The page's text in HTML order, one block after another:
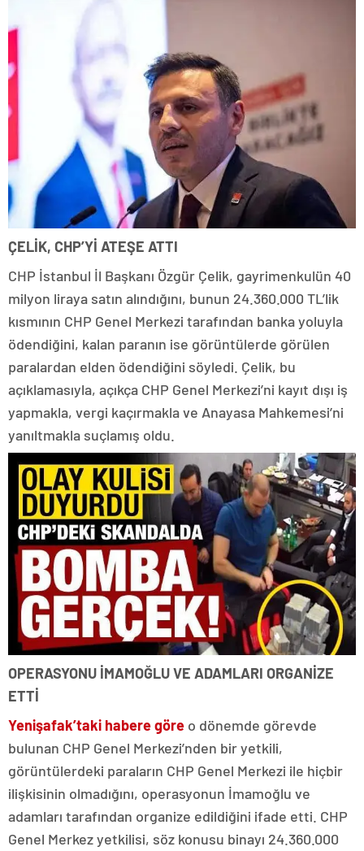
ÇELİK, CHP’Yİ ATEŞE ATTI
CHP İstanbul İl Başkanı Özgür Çelik, gayrimenkulün 40
milyon liraya satın alındığını, bunun 24.360.000 TL’lik
kısmının CHP Genel Merkezi tarafından banka yoluyla
ödendiğini, kalan paranın ise görüntülerde görülen
paralardan elden ödendiğini söyledi. Çelik, bu
açıklamasıyla, açıkça CHP Genel Merkezi’ni kayıt dışı iş
yapmakla, vergi kaçırmakla ve Anayasa Mahkemesi’ni
yanıltmakla suçlamış oldu.
OPERASYONU İMAMOĞLU VE ADAMLARI ORGANİZE
ETTİ
Yenişafak’taki habere göre o dönemde görevde
bulunan CHP Genel Merkezi’nden bir yetkili,
görüntülerdeki paraların CHP Genel Merkezi ile hiçbir
ilişkisinin olmadığını, operasyonun İmamoğlu ve
adamları tarafından organize edildiğini ifade etti. CHP
Genel Merkez yetkilisi, söz konusu binayı 24.360.000